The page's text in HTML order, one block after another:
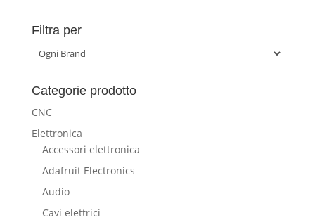
Filtra per
Categorie prodotto
CNC
Elettronica
Accessori elettronica
Adafruit Electronics
Audio
Cavi elettrici